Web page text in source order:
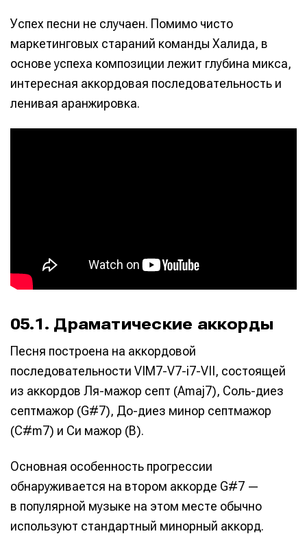
Успех песни не случаен. Помимо чисто
маркетинговых стараний команды Халида, в
основе успеха композиции лежит глубина микса,
интересная аккордовая последовательность и
ленивая аранжировка.
05.1. Драматические аккорды
Песня построена на аккордовой
последовательности VIM7-V7-i7-VII, состоящей
из аккордов Ля-мажор септ (Amaj7), Соль-диез
септмажор (G#7), До-диез минор септмажор
(C#m7) и Си мажор (B).
Основная особенность прогрессии
обнаруживается на втором аккорде G#7 —
в популярной музыке на этом месте обычно
используют стандартный минорный аккорд.